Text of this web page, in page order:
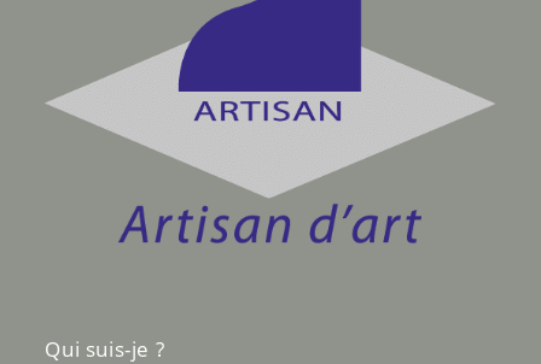
Qui suis-je ?